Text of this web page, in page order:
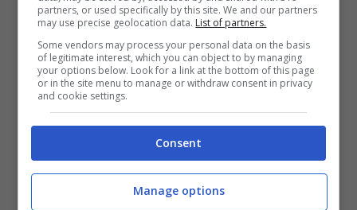
Siamo al dentro o fuori per la Fiorentia, che
nella giornata di oggi ha praticamente
escluso dalla lista dei papabili D’Aversa che
fino a ieri sera era dato in pole position. Ed
invece, a guidare la squadra per i prossimi
impegni di Conference e Serie A, contro il
Genoa, ci sarà sicuramente Galloppa,
partners, or used specifically by this site. We and our partners
may use precise geolocation data. List of partners.
Some vendors may process your personal data on the basis
of legitimate interest, which you can object to by managing
your options below. Look for a link at the bottom of this page
or in the site menu to manage or withdraw consent in privacy
and cookie settings.
Consent
Manage options